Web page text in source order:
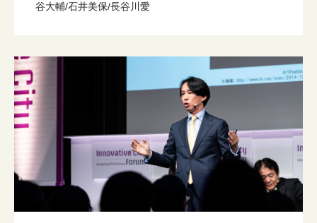
谷大輔/石井美保/長谷川愛